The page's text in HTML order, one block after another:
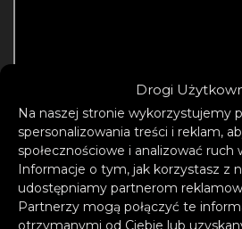
Drogi
Na naszej stronie wykorzystujemy
spersonalizowania treści i reklam,
społecznościowe i analizować ruch
Informacje o tym, jak korzystasz z
udostępniamy partnerom
Partnerzy mogą połączyć te
otrzymanymi od Ciebie lub